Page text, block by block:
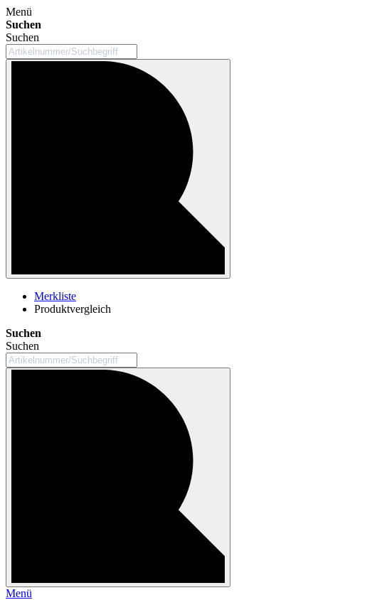
Menü
Suchen
Suchen
Merkliste
Produktvergleich
Suchen
Suchen
Menü